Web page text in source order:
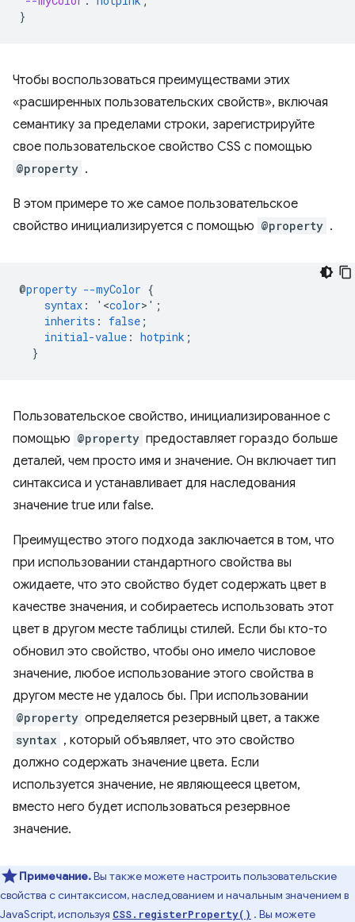
}
Чтобы воспользоваться преимуществами этих
«расширенных пользовательских свойств», включая
семантику за пределами строки, зарегистрируйте
свое пользовательское свойство CSS с помощью
@property .
В этом примере то же самое пользовательское
свойство инициализируется с помощью @property .
@property --myColor {
syntax : '<color>' ;
inherits : false ;
initial-value : hotpink ;
}
Пользовательское свойство, инициализированное с
помощью @property предоставляет гораздо больше
деталей, чем просто имя и значение. Он включает тип
синтаксиса и устанавливает для наследования
значение true или false.
Преимущество этого подхода заключается в том, что
при использовании стандартного свойства вы
ожидаете, что это свойство будет содержать цвет в
качестве значения, и собираетесь использовать этот
цвет в другом месте таблицы стилей. Если бы кто-то
обновил это свойство, чтобы оно имело числовое
значение, любое использование этого свойства в
другом месте не удалось бы. При использовании
@property определяется резервный цвет, а также
syntax , который объявляет, что это свойство
должно содержать значение цвета. Если
используется значение, не являющееся цветом,
вместо него будет использоваться резервное
значение.
Примечание.Вы также можете настроить пользовательские
свойства с синтаксисом, наследованием и начальным значением в
JavaScript, используя CSS.registerProperty() . Вы можете